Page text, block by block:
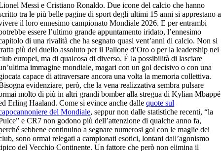
Messi e Cristiano Ronaldo. Due icone del calcio che hanno
tra le più belle pagine di sport degli ultimi 15 anni si apprestano a
il loro ennesimo campionato Mondiale 2026. E per entrambi
essere l’ultimo grande appuntamento iridato, l’ennesimo
di una rivalità che ha segnato quasi vent’anni di calcio. Non si
più del duello assoluto per il Pallone d’Oro o per la leadership nei
europei, ma di qualcosa di diverso. È la possibilità di lasciare
immagine mondiale, magari con un gol decisivo o con una
capace di attraversare ancora una volta la memoria collettiva.
evidenziare, però, che la vena realizzativa sembra pulsare
molto di più in altri grandi bomber alla stregua di Kylian Mbappé
Erling Haaland. Come si evince anche dallequote sul
del Mondiale, seppur non dalle statistiche recenti, “la
e CR7 non godono più dell’attenzione di qualche anno fa,
sebbene continuino a segnare numerosi gol con le maglie dei
sono ormai relegati a campionati esotici, lontani dall’agonismo
del Vecchio Continente. Un fattore che però non elimina il